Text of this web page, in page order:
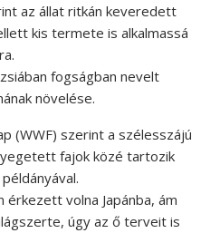
az állat ritkán keveredett
kis termete is alkalmassá
fogságban nevelt
növelése.
(WWF) szerint a szélesszájú
fajok közé tartozik
volna Japánba, ám
úgy az ő terveit is